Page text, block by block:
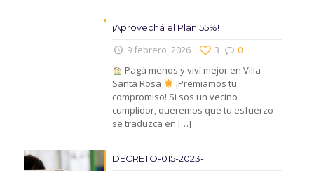
¡Aprovechá el Plan 55%!
9 febrero, 2026 0
3
Pagá menos y viví mejor en Villa
Santa Rosa
¡Premiamos tu
compromiso! Si sos un vecino
cumplidor, queremos que tu esfuerzo
se traduzca en […]
DECRETO-015-2023-